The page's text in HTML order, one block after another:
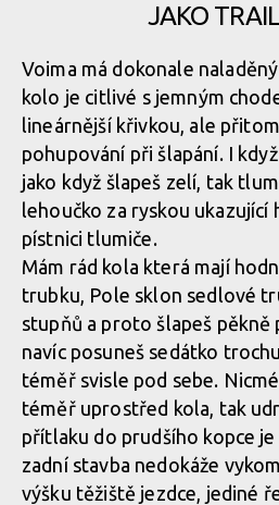
Pole Voima v akci
Pole Voima v akci
Pole Voima v akci
Pole Voima v akci
Pole Voima v akci
Pole Voima v akci
Pole Voima v akci
Pole Voima v akci
Pole Voima v akci
Pole Voima v akci
JAKO
Voima má dokonale
kolo je citlivé s jemným
lineárnější křivkou, ale
pohupování při šlapání. I
jako když šlapeš zelí, tak
lehoučko za ryskou ukazující
pístnici tlumiče.
Mám rád kola která mají
trubku, Pole sklon sedlové
stupňů a proto šlapeš pěkně
navíc posuneš sedátko
téměř svisle pod sebe.
téměř uprostřed kola, tak
přítlaku do prudšího kopce
zadní stavba nedokáže
výšku těžiště jezdce, jediné